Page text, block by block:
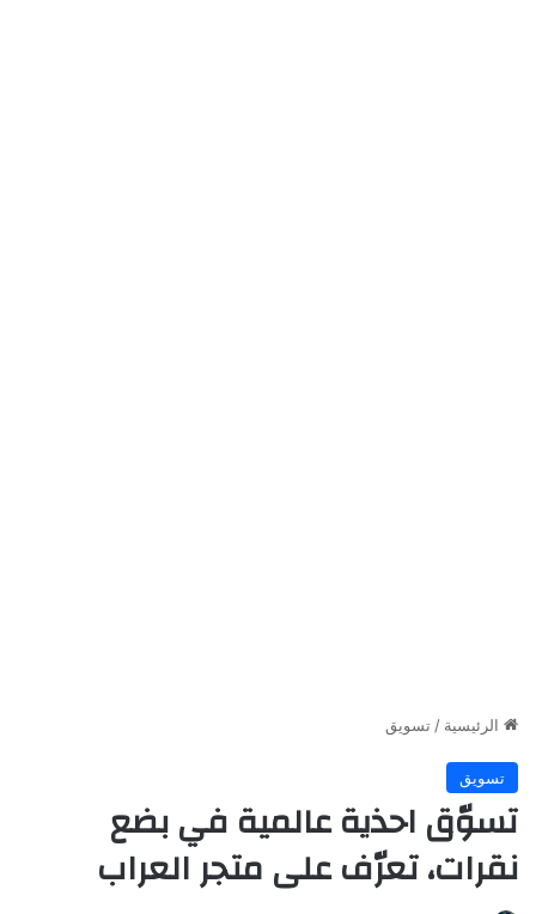
الرئيسية / تسويق
تسويق
تسوّق احذية عالمية في بضع
نقرات، تعرّف على متجر العراب